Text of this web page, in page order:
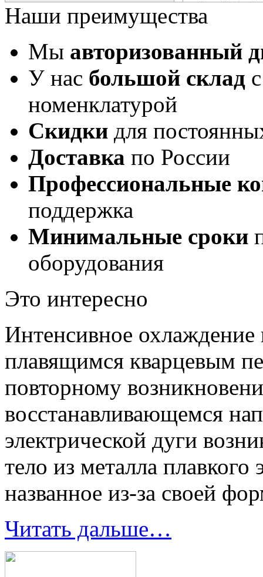
Наши преимущества
Мы авторизованный
У нас большой склад
номенклатурой
Скидки для
Доставка по России
Профессиональные
поддержка
Минимальные сроки
оборудования
Это интересно
Интенсивное охлаждение
плавящимся кварцевым
повторному
восстанавливающемся
электрической дуги
тело из металла
названное из-за своей
Читать дальше…